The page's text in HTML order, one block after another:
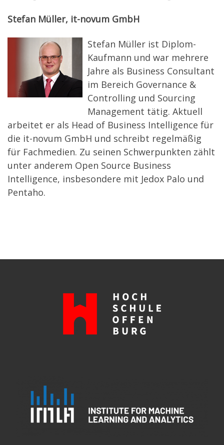
Stefan Müller, it-novum GmbH
Stefan Müller ist Diplom-
Kaufmann und war mehrere
Jahre als Business Consultant
im Bereich Governance &
Controlling und Sourcing
Management tätig. Aktuell
arbeitet er als Head of Business Intelligence für
die it-novum GmbH und schreibt regelmäßig
für Fachmedien. Zu seinen Schwerpunkten zählt
unter anderem Open Source Business
Intelligence, insbesondere mit Jedox Palo und
Pentaho.